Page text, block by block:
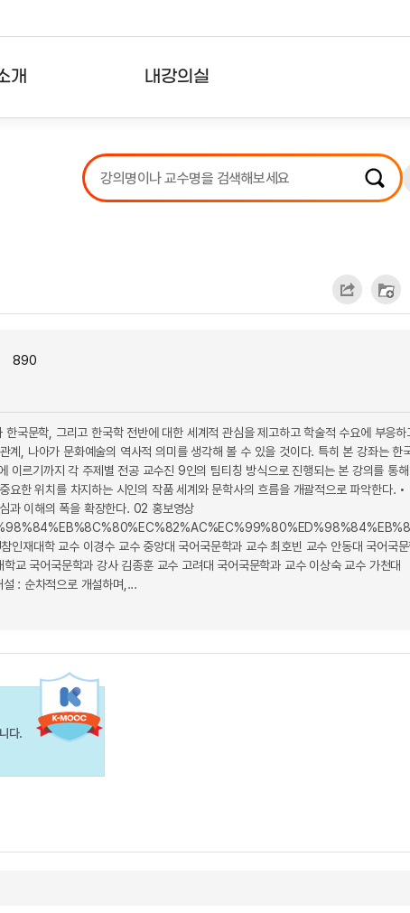
개 내강의실
강의리스트
수강확인증강의
890
국문학, 그리고 한국학 전반에 대한 세계적 관심을 제고하고 학술적 수요에 부응하
계, 나아가 문화예술의 역사적 의미를 생각해 볼 수 있을 것이다. 특히 본 강좌는 한
이르기까지 각 주제별 전공 교수진 9인의 팀티칭 방식으로 진행되는 본 강의를 통해
한 위치를 차지하는 시인의 작품 세계와 문학사의 흐름을 개괄적으로 파악한다. •
과 이해의 폭을 확장한다. 02 홍보영상
재대학 교수 이경수 교수 중앙대 국어국문학과 교수 최호빈 교수 안동대 국어국
교 국어국문학과 강사 김종훈 교수 고려대 국어국문학과 교수 이상숙 교수 가천대
: 순차적으로 개설하며,...